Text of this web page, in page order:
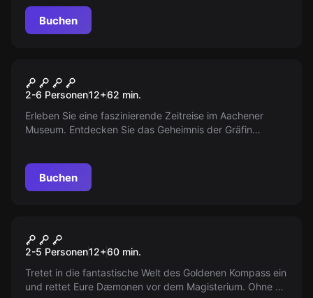
Buchen
Der Schatz der Gräfin
Mobesin
2-6 Personen12+62 min.
Erleben Sie eine faszinierende Zeitreise im Aachener
Museum. Entdecken Sie das Geheimnis der Gräfin
enden...
Buchen
The Compass VR
2-5 Personen12+60 min.
Tretet in die fantastische Welt des Goldenen Kompass ein
und rettet Eure Dæmonen vor dem Magisterium. Ohne sie